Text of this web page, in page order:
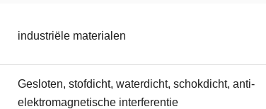
industriële materialen
Gesloten, stofdicht, waterdicht, schokdicht, anti-
elektromagnetische interferentie